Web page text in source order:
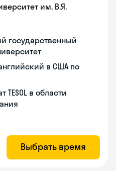
им. В.Я.
государственный
в США по
TESOL в области
Выбрать время